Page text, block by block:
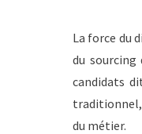
La force du
du sourcing
candidats
traditionnel,
du métier.